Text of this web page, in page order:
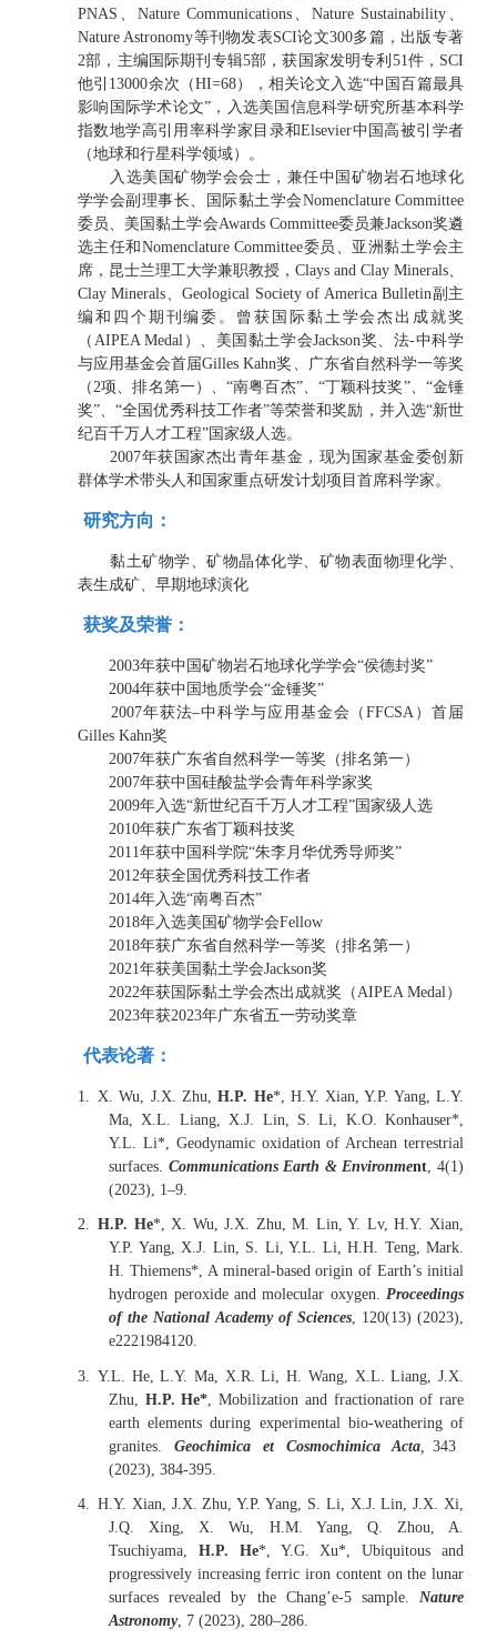
PNAS、Nature Communications、Nature Sustainability、
Nature Astronomy等刊物发表SCI论文300多篇，出版专著
2部，主编国际期刊专辑5部，获国家发明专利51件，SCI
他引13000余次（HI=68），相关论文入选“中国百篇最具
影响国际学术论文”，入选美国信息科学研究所基本科学
指数地学高引用率科学家目录和Elsevier中国高被引学者
（地球和行星科学领域）。
入选美国矿物学会会士，兼任中国矿物岩石地球化
学学会副理事长、国际黏土学会Nomenclature Committee
委员、美国黏土学会Awards Committee委员兼Jackson奖遴
选主任和Nomenclature Committee委员、亚洲黏土学会主
席，昆士兰理工大学兼职教授，Clays and Clay Minerals、
Clay Minerals、Geological Society of America Bulletin副主
编和四个期刊编委。曾获国际黏土学会杰出成就奖
（AIPEA Medal）、美国黏土学会Jackson奖、法-中科学
与应用基金会首届Gilles Kahn奖、广东省自然科学一等奖
（2项、排名第一）、“南粤百杰”、“丁颖科技奖”、“金锤
奖”、“全国优秀科技工作者”等荣誉和奖励，并入选“新世
纪百千万人才工程”国家级人选。
2007年获国家杰出青年基金，现为国家基金委创新
群体学术带头人和国家重点研发计划项目首席科学家。
研究方向：
黏土矿物学、矿物晶体化学、矿物表面物理化学、
表生成矿、早期地球演化
获奖及荣誉：
2003年获中国矿物岩石地球化学学会“侯德封奖”
2004年获中国地质学会“金锤奖”
2007年获法–中科学与应用基金会（FFCSA）首届
Gilles Kahn奖
2007年获广东省自然科学一等奖（排名第一）
2007年获中国硅酸盐学会青年科学家奖
2009年入选“新世纪百千万人才工程”国家级人选
2010年获广东省丁颖科技奖
2011年获中国科学院“朱李月华优秀导师奖”
2012年获全国优秀科技工作者
2014年入选“南粤百杰”
2018年入选美国矿物学会Fellow
2018年获广东省自然科学一等奖（排名第一）
2021年获美国黏土学会Jackson奖
2022年获国际黏土学会杰出成就奖（AIPEA Medal）
2023年获2023年广东省五一劳动奖章
代表论著：
1. X. Wu, J.X. Zhu,H.P. He*, H.Y. Xian, Y.P. Yang, L.Y.
Ma, X.L. Liang, X.J. Lin, S. Li, K.O. Konhauser*,
Y.L. Li*, Geodynamic oxidation of Archean terrestrial
surfaces. Communications Earth & Environment, 4(1)
(2023), 1–9.
2. H.P. He*, X. Wu, J.X. Zhu, M. Lin, Y. Lv, H.Y. Xian,
Y.P. Yang, X.J. Lin, S. Li, Y.L. Li, H.H. Teng, Mark.
H. Thiemens*, A mineral-based origin of Earth’s initial
hydrogen peroxide and molecular oxygen. Proceedings
of the National Academy of Sciences, 120(13) (2023),
e2221984120.
3. Y.L. He, L.Y. Ma, X.R. Li, H. Wang, X.L. Liang, J.X.
Zhu, H.P. He* , Mobilization and fractionation of rare
earth elements during experimental bio-weathering of
granites. Geochimica et Cosmochimica Acta
343
(2023), 384-395.
4. H.Y. Xian, J.X. Zhu, Y.P. Yang, S. Li, X.J. Lin, J.X. Xi,
J.Q. Xing, X. Wu, H.M. Yang, Q. Zhou, A.
Tsuchiyama, H.P. He*, Y.G. Xu*, Ubiquitous and
progressively increasing ferric iron content on the lunar
surfaces revealed by the Chang’e-5 sample. Nature
Astronomy, 7 (2023), 280–286.